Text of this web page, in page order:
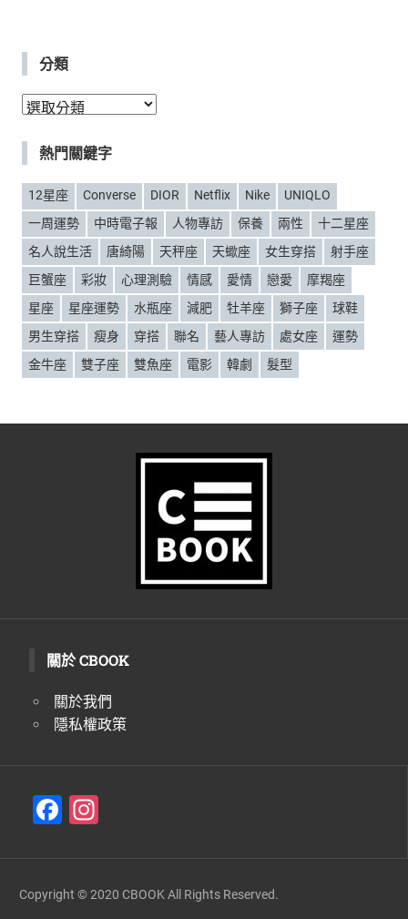
分類
分
熱門關鍵字
12星座 Converse DIOR Netflix Nike
UNIQLO
一周運勢
中時電子報 人物專訪 保養 兩性
十二星座
名人說生活
唐綺陽 天秤座 天蠍座 女生穿搭
射手座
巨蟹座
彩妝 心理測驗 情感 愛情 戀愛
摩羯座
星座
星座運勢 水瓶座 減肥 牡羊座 獅子座
球鞋
男生穿搭
瘦身 穿搭 聯名 藝人專訪 處女座
運勢
金牛座
雙子座 雙魚座 電影 韓劇 髮型
關於 CBOOK
關於我們
隱私權政策
F
e
gr
Copyright © 2020 CBOOK All Rights Reserved.